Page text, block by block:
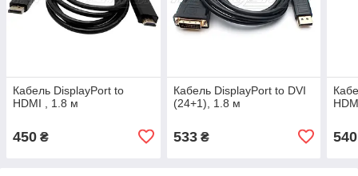
Кабель DisplayPort to
HDMI , 1.8 м
450 ₴
Кабель DisplayPort to DVI
(24+1), 1.8 м
533₴ 540